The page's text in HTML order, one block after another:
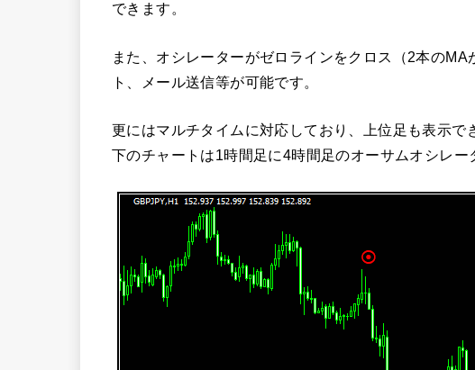
できます。
また、オシレーターがゼロラインをクロス（2本の
ト、メール送信等が可能です。
更にはマルチタイムに対応しており、上位足も表示で
下のチャートは1時間足に4時間足のオーサムオシレー